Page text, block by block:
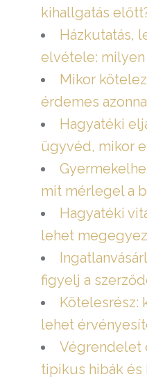
kihallgatás
Házkutatás,
elvétele: milyen
Mikor
érdemes
Hagyatéki
ügyvéd, mikor
mit mérlegel a
Hagyatéki
lehet
figyelj a
Kötelesrész:
lehet
Végrendelet
tipikus hibák és